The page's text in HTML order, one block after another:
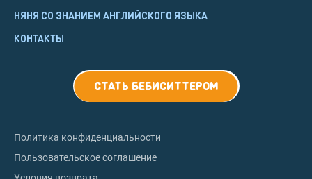
НЯНЯ СО ЗНАНИЕМ АНГЛИЙСКОГО ЯЗЫКА
КОНТАКТЫ
СТАТЬ БЕБИСИТТЕРОМ
Политика конфиденциальности
Пользовательское соглашение